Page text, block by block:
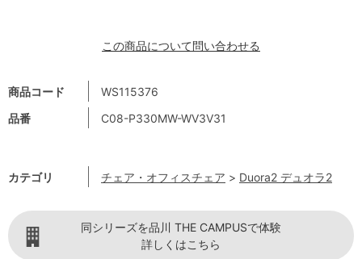
商品コード
WS115376
品番
C08-P330MW-WV3V31
カテゴリ チェア・オフィスチェア > Duora2 デュオラ2
この商品について問い合わせる
同シリーズを品川 THE CAMPUSで体験
詳しくはこちら